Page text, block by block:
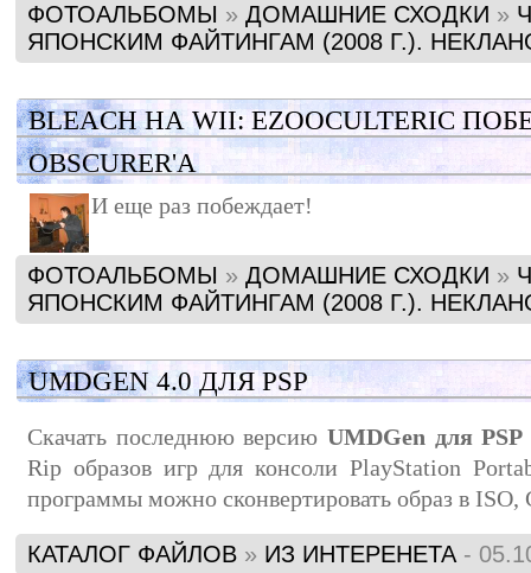
ФОТОАЛЬБОМЫ » ДОМАШНИЕ СХОДКИ »
ЯПОНСКИМ ФАЙТИНГАМ (2008 Г.).
BLEACH НА WII: EZOOCULTERIC
OBSCURER'А
И еще раз побеждает!
ФОТОАЛЬБОМЫ » ДОМАШНИЕ СХОДКИ »
ЯПОНСКИМ ФАЙТИНГАМ (2008 Г.).
UMDGEN 4.0 ДЛЯ PSP
Скачать последнюю версию UMDGen для PSP
Rip образов игр для консоли PlayStation
программы можно сконвертировать образ в
КАТАЛОГ ФАЙЛОВ » ИЗ ИНТЕРЕНЕТА -